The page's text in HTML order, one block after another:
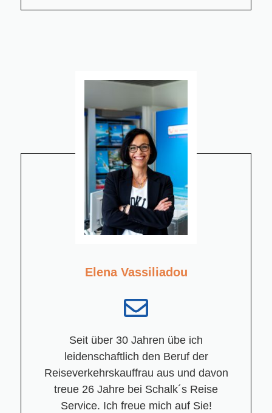
Elena Vassiliadou
Seit über 30 Jahren übe ich
leidenschaftlich den Beruf der
Reiseverkehrskauffrau aus und davon
treue 26 Jahre bei Schalk´s Reise
Service. Ich freue mich auf Sie!